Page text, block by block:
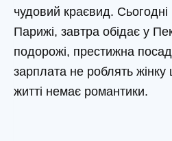
чудовий краєвид. Сьогодні
Парижі, завтра обідає у
подорожі, престижна
зарплата не роблять
житті немає романтики.